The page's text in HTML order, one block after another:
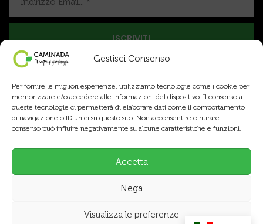
Gestisci Consenso
Per fornire le migliori esperienze, utilizziamo tecnologie come i cookie per
memorizzare e/o accedere alle informazioni del dispositivo. Il consenso a
queste tecnologie ci permetterà di elaborare dati come il comportamento
di navigazione o ID unici su questo sito. Non acconsentire o ritirare il
consenso può influire negativamente su alcune caratteristiche e funzioni.
Accetta
Nega
Visualizza le preferenze
Copyright © 2025 Caminada Sementi SA, tutti i diritti
riservati.